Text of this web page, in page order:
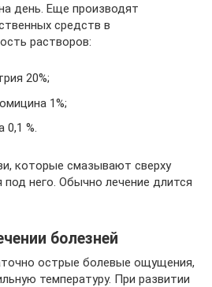
день. Еще производят
средств в
растворов:
20%;
1%;
0,1 %.
которые смазывают сверху
него. Обычно лечение длится
болезней
острые болевые ощущения,
температуру. При развитии